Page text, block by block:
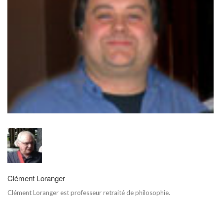
Clément Loranger
Clément Loranger est professeur retraité de philosophie.